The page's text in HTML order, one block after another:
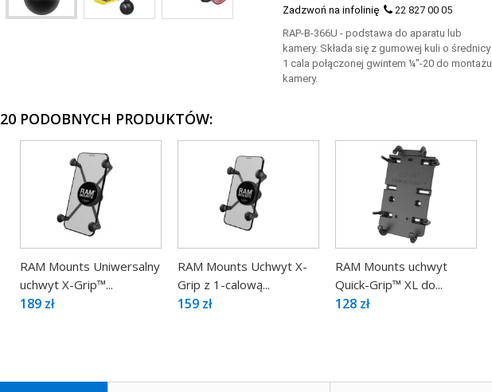
Zadzwoń na infolinię
22 827 00 05
RAP-B-366U - podstawa do aparatu lub
kamery. Składa się z gumowej kuli o średnicy
1 cala połączonej gwintem ¼"-20 do montażu
kamery.
20 PODOBNYCH PRODUKTÓW:
RAM Mounts Uniwersalny
uchwyt X-Grip™...
189 zł
RAM Mounts Uchwyt X-
Grip z 1-calową...
159 zł
RAM Mounts uchwyt
Quick-Grip™ XL do...
128 zł